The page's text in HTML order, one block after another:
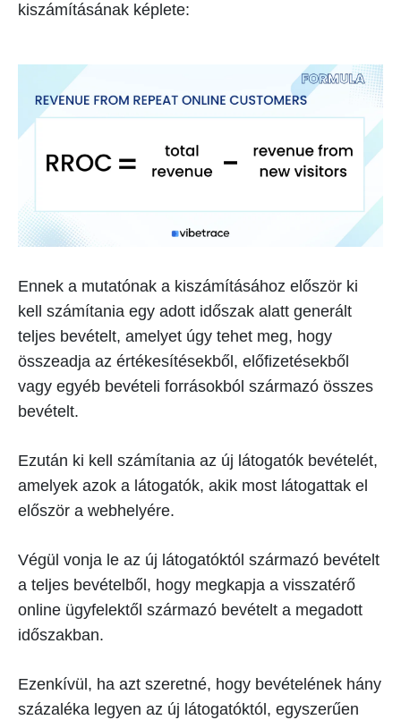
kiszámításának képlete:
Ennek a mutatónak a kiszámításához először ki
kell számítania egy adott időszak alatt generált
teljes bevételt, amelyet úgy tehet meg, hogy
összeadja az értékesítésekből, előfizetésekből
vagy egyéb bevételi forrásokból származó összes
bevételt.
Ezután ki kell számítania az új látogatók bevételét,
amelyek azok a látogatók, akik most látogattak el
először a webhelyére.
Végül vonja le az új látogatóktól származó bevételt
a teljes bevételből, hogy megkapja a visszatérő
online ügyfelektől származó bevételt a megadott
időszakban.
Ezenkívül, ha azt szeretné, hogy bevételének hány
százaléka legyen az új látogatóktól, egyszerűen